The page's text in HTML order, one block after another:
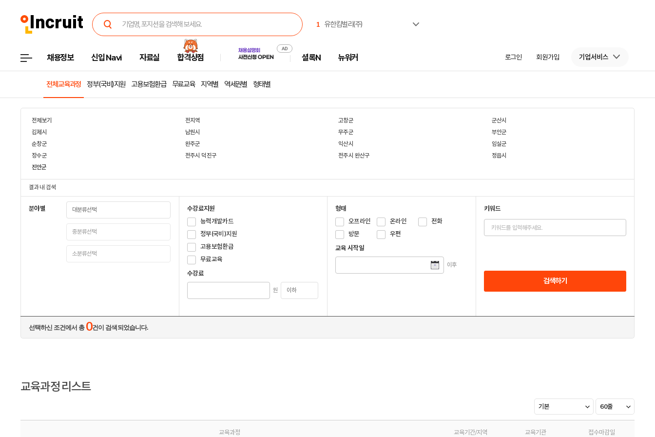
1 유한킴벌리(주)
4
한국고용노동교육원
5 한국부동산원
8 중앙대학교
(사)창조경제혁신센터협의회
(주) 동아일보사
채용정보 신입 Navi 자료실 합격상점 셜록N 뉴워커 로그인 회원가입 기업서비스
전체교육과정 정부(국비)지원 고용보험환급 무료교육 지역별 역세권별 형태별
전체보기 전지역 고창군
군산시
김제시
남원시 무주군
부안군
순창군
완주군 익산시
임실군
장수군
전주시 덕진구 전주시 완산구
정읍시
진안군
결과 내 검색
분야별
수강료지원
능력개발카드
정부(국비)지원
고용보험환급
무료교육
수강료
원
형태
오프라인
온라인
전화
방문
우편
교육 시작일
이후
키워드
검색하기
선택하신 조건에서 총 0건이 검색되었습니다.
교육과정 리스트
기본 60줄
교육과정 교육기간/지역 교육기관 접수마감일